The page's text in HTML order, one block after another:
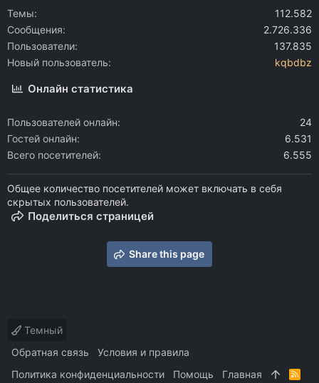
Темы
112.582
Сообщения
2.726.336
Пользователи
137.835
Новый пользователь
kqbdbz
Онлайн статистика
Пользователей онлайн
24
Гостей онлайн
6.531
Всего посетителей
6.555
Общее количество посетителей может включать в себя
скрытых пользователей.
Поделиться страницей
Share this page
Темный
Обратная связь
Условия и правила
Политика конфиденциальности
Помощь Главная
R